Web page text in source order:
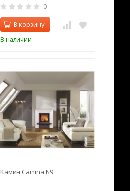
0
В корзину
В наличии
Камин Camina N9